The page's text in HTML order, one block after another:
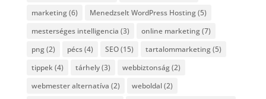
marketing(6) Menedzselt WordPress Hosting(5)
mesterséges intelligencia (3) online marketing(7)
png(2) pécs(4) SEO(15) tartalommarketing(5)
tippek (4) tárhely(3) webbiztonság(2)
webmester alternatíva (2) weboldal(2)